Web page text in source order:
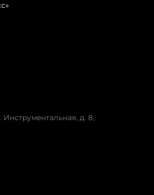
Инструментальная, д. 8,